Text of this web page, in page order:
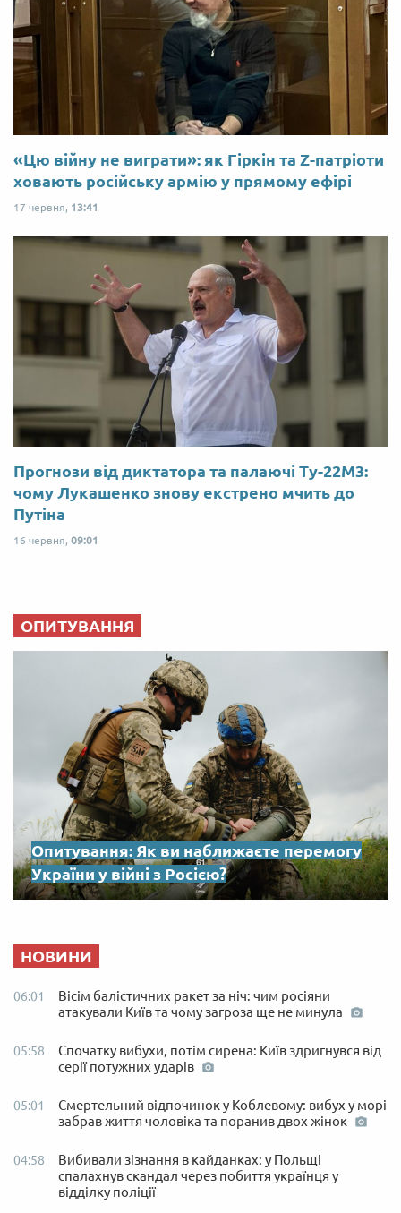
«Цю війну не виграти»: як Гіркін та Z-патріоти
ховають російську армію у прямому ефірі
17 червня, 13:41
Прогнози від диктатора та палаючі Ту-22М3:
чому Лукашенко знову екстрено мчить до
Путіна
16 червня, 09:01
ОПИТУВАННЯ
Опитування: Як ви наближаєте перемогу
України у війні з Росією?
НОВИНИ
06:01
Вісім балістичних ракет за ніч: чим росіяни
атакували Київ та чому загроза ще не минула
05:58
Спочатку вибухи, потім сирена: Київ здригнувся від
серії потужних ударів
05:01
Смертельний відпочинок у Коблевому: вибух у морі
забрав життя чоловіка та поранив двох жінок
04:58
Вибивали зізнання в кайданках: у Польщі
спалахнув скандал через побиття українця у
відділку поліції